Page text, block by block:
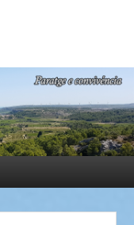
e Convivència